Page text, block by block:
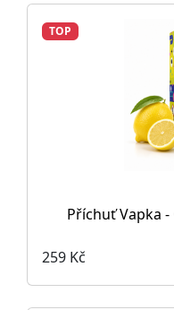
TOP
Příchuť Vapka
259 Kč